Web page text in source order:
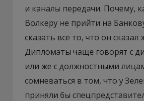
и каналы передачи. Почему,
Волкеру не прийти на
сказать все то, что он сказал
Дипломаты чаще говорят с
или же с должностными
сомневаться в том, что у
приняли бы